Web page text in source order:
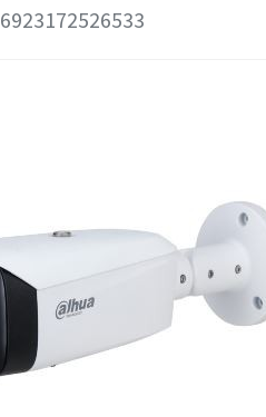
6923172526533